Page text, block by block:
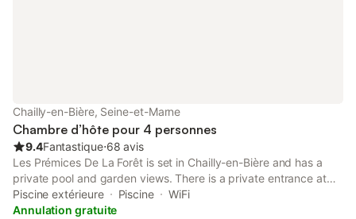
Chailly-en-Bière, Seine-et-Marne
Chambre d’hôte pour 4 personnes
9.4Fantastique⋅68 avis
Les Prémices De La Forêt is set in Chailly-en-Bière and has a
private pool and garden views. There is a private entrance at
the bed and breakfast for the convenience of those who stay.
Piscine extérieure Piscine
WiFi
Annulation gratuite